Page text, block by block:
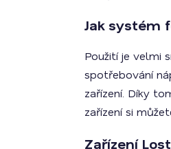
Jak systém
Použití je velmi
spotřebování
zařízení. Díky
zařízení si
Zařízení